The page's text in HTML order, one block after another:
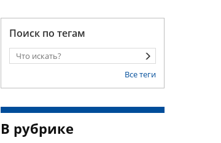
Поиск по тегам
Все теги
В рубрике